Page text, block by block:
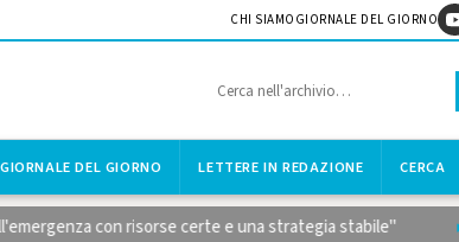
CHI SIAMO GIORNALE DEL GIORNO
GIORNALE DEL GIORNO LETTERE IN REDAZIONE CERCA
con risorse certe e una strategia stabile"